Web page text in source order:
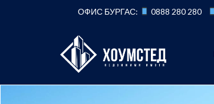
ОФИС БУРГАС: 0888 280 280